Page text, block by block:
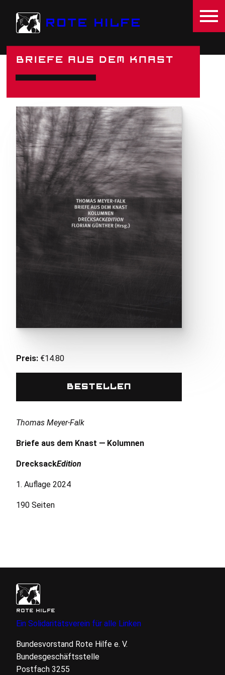
ROTE HILFE
BRIEFE AUS DEM KNAST
Preis: €14.80
Bestellen
Thomas Meyer-Falk
Briefe aus dem Knast — Kolumnen
DrecksackEdition
1. Auflage 2024
190 Seiten
ROTE HILFE
Ein Solidaritätsverein für alle Linken
Bundesvorstand Rote Hilfe e. V.
Bundesgeschäftsstelle
Postfach 3255